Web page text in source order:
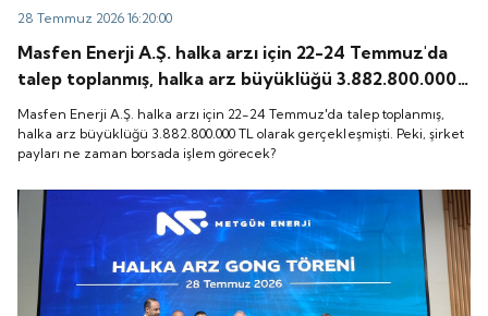
28 Temmuz 2026 16:20:00
Masfen Enerji A.Ş. halka arzı için 22-24 Temmuz'da
talep toplanmış, halka arz büyüklüğü 3.882.800.000
TL olarak gerçekleşmişti. Peki, şirket payları ne
zaman borsada işlem görecek?
Masfen Enerji A.Ş. halka arzı için 22-24 Temmuz'da talep toplanmış,
halka arz büyüklüğü 3.882.800.000 TL olarak gerçekleşmişti. Peki, şirket
payları ne zaman borsada işlem görecek?